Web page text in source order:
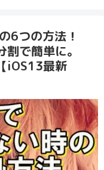
6つの方法！
で簡単に。
iOS13最新